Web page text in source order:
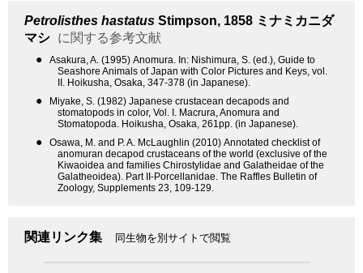
Petrolisthes hastatus Stimpson, 1858 ミナミカニダ
マシ に関する参考文献
●
Asakura, A. (1995) Anomura. In: Nishimura, S. (ed.), Guide to
Seashore Animals of Japan with Color Pictures and Keys, vol.
II. Hoikusha, Osaka, 347-378 (in Japanese).
●
Miyake, S. (1982) Japanese crustacean decapods and
stomatopods in color, Vol. I. Macrura, Anomura and
Stomatopoda. Hoikusha, Osaka, 261pp. (in Japanese).
●
Osawa, M. and P. A. McLaughlin (2010) Annotated checklist of
anomuran decapod crustaceans of the world (exclusive of the
Kiwaoidea and families Chirostylidae and Galatheidae of the
Galatheoidea). Part II-Porcellanidae. The Raffles Bulletin of
Zoology, Supplements 23, 109-129.
関連リンク集 同生物を別サイトで閲覧